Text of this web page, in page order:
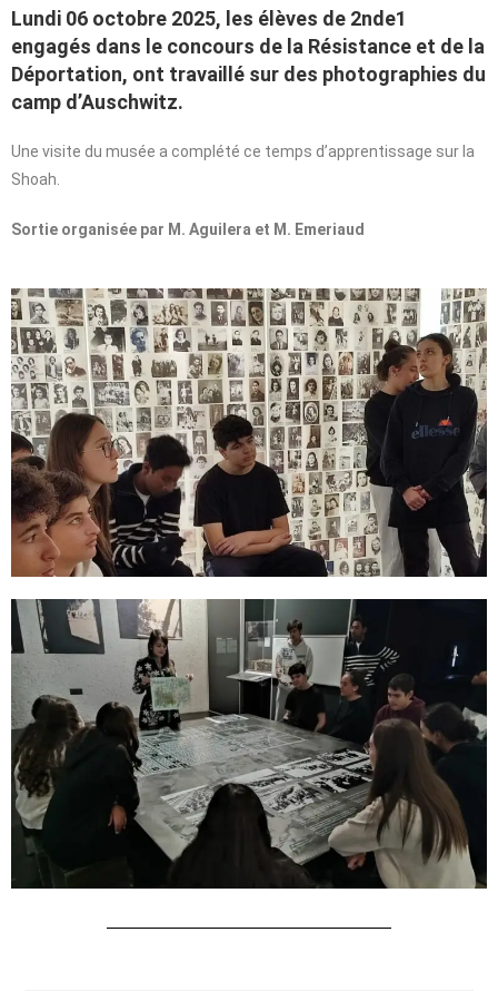
Lundi 06 octobre 2025, les élèves de 2nde1
engagés dans le concours de la Résistance et de la
Déportation, ont travaillé sur des photographies du
camp d’Auschwitz.
Une visite du musée a complété ce temps d’apprentissage sur la
Shoah.
Sortie organisée par M. Aguilera et M. Emeriaud